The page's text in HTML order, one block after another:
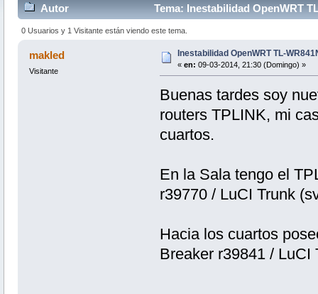
Autor Tema: Inestabilidad OpenWRT
0 Usuarios y 1 Visitante están viendo este tema.
makled
Visitante
Inestabilidad OpenWRT TL-
« en: 09-03-2014, 21:30 (Domingo) »
Buenas tardes soy
routers TPLINK, mi
cuartos.
En la Sala tengo el
r39770 / LuCI Trunk
Hacia los cuartos
Breaker r39841 / LuCI